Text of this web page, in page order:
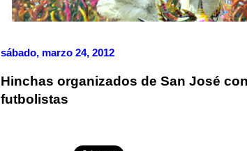
sábado, marzo 24, 2012
Hinchas organizados de San José
futbolistas